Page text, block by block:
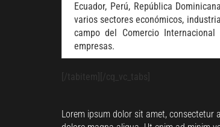
Ecuador, Perú, República
varios sectores económicos,
campo del Comercio
empresas.
[/tabitem][/cq_vc_tabs]
Lorem ipsum dolor sit amet, consectetur